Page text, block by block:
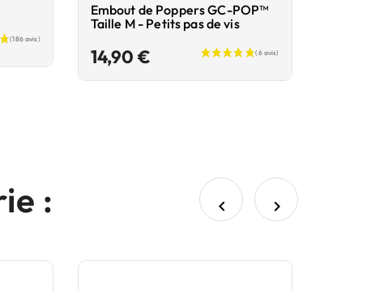
Embout de Poppers GC-POP™
Taille M - Petits pas de vis
14,90 €Prix
:  